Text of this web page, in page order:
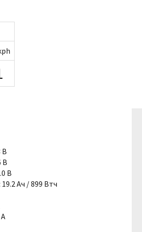
В
В
В
Ач / 899 Втч